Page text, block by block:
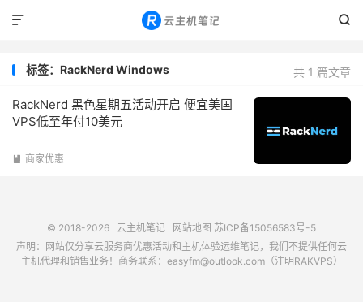


共 1 篇文章
标签：RackNerd Windows
RackNerd 黑色星期五活动开启 便宜美国
VPS低至年付10美元
 商家优惠
© 2018-2026 云主机笔记 网站地图 苏ICP备15056583号-5
声明：网站仅分享云服务商优惠活动和主机体验运维笔记，我们不提供任何云
主机代理和销售业务！商务联系：easyfm@outlook.com（注明RAKVPS）